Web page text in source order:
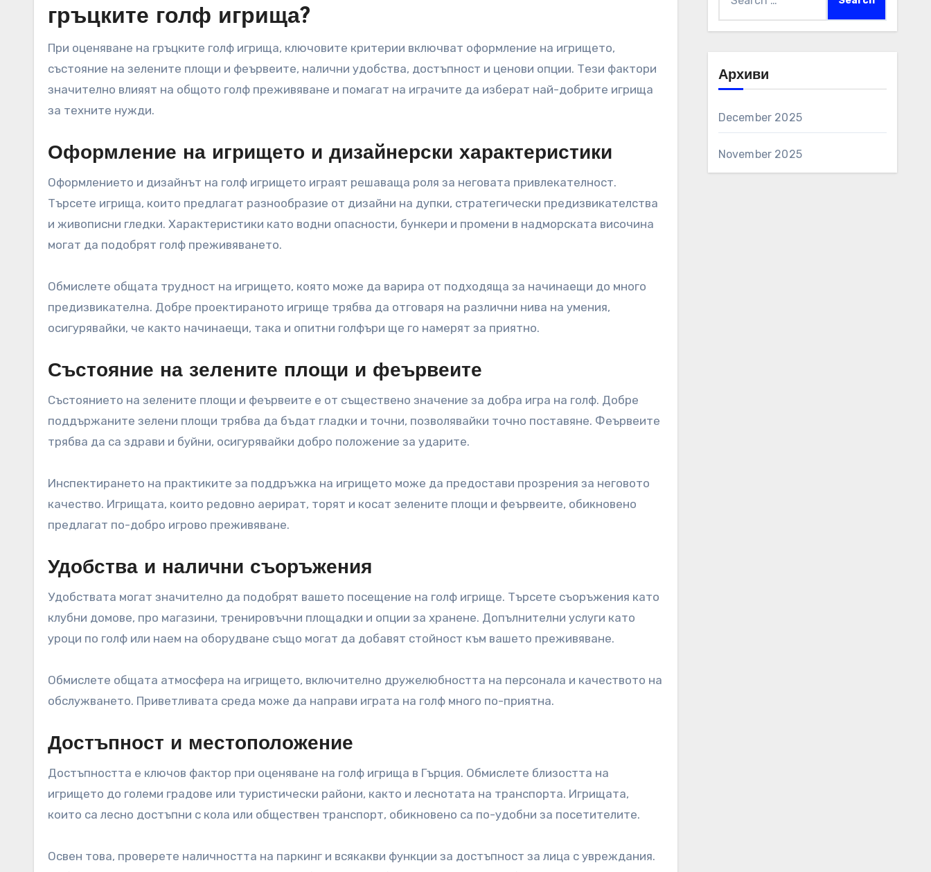
гръцките голф игрища?
При оценяване на гръцките голф игрища, ключовите критерии включват оформление на игрището,
състояние на зелените площи и феървеите, налични удобства, достъпност и ценови опции. Тези фактори
значително влияят на общото голф преживяване и помагат на играчите да изберат най-добрите игрища
за техните нужди.
Оформление на игрището и дизайнерски характеристики
Оформлението и дизайнът на голф игрището играят решаваща роля за неговата привлекателност.
Търсете игрища, които предлагат разнообразие от дизайни на дупки, стратегически предизвикателства
и живописни гледки. Характеристики като водни опасности, бункери и промени в надморската височина
могат да подобрят голф преживяването.
Обмислете общата трудност на игрището, която може да варира от подходяща за начинаещи до много
предизвикателна. Добре проектираното игрище трябва да отговаря на различни нива на умения,
осигурявайки, че както начинаещи, така и опитни голфъри ще го намерят за приятно.
Състояние на зелените площи и феървеите
Състоянието на зелените площи и феървеите е от съществено значение за добра игра на голф. Добре
поддържаните зелени площи трябва да бъдат гладки и точни, позволявайки точно поставяне. Феървеите
трябва да са здрави и буйни, осигурявайки добро положение за ударите.
Инспектирането на практиките за поддръжка на игрището може да предостави прозрения за неговото
качество. Игрищата, които редовно аерират, торят и косат зелените площи и феървеите, обикновено
предлагат по-добро игрово преживяване.
Удобства и налични съоръжения
Удобствата могат значително да подобрят вашето посещение на голф игрище. Търсете съоръжения като
клубни домове, про магазини, тренировъчни площадки и опции за хранене. Допълнителни услуги като
уроци по голф или наем на оборудване също могат да добавят стойност към вашето преживяване.
Обмислете общата атмосфера на игрището, включително дружелюбността на персонала и качеството на
обслужването. Приветливата среда може да направи играта на голф много по-приятна.
Достъпност и местоположение
Достъпността е ключов фактор при оценяване на голф игрища в Гърция. Обмислете близостта на
игрището до големи градове или туристически райони, както и леснотата на транспорта. Игрищата,
които са лесно достъпни с кола или обществен транспорт, обикновено са по-удобни за посетителите.
Освен това, проверете наличността на паркинг и всякакви функции за достъпност за лица с увреждания.
for:
Архиви
December 2025
November 2025